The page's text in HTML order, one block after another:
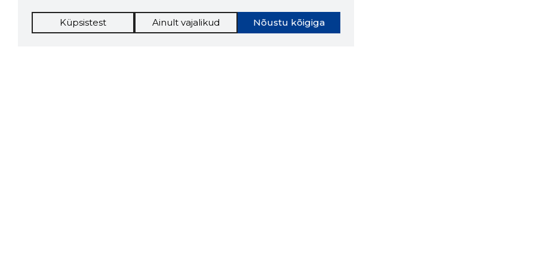
Nõustu kõigiga
Küpsistest Ainult vajalikud